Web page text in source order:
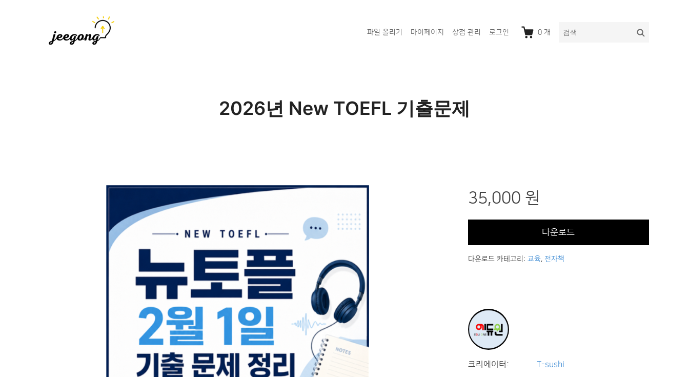
파일 올리기 마이페이지 상점 관리 로그인 0 개
검
2026년 New TOEFL 기출문제
35,000 원
다운로드
다운로드 카테고리: 교육, 전자책
크리에이터: T-sushi